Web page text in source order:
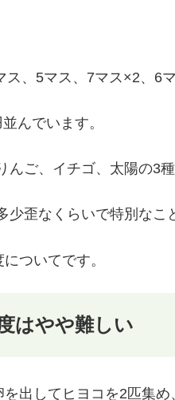
ス、5マス、7マス×2、6
んでいます。
ご、イチゴ、太陽の3種
歪なくらいで特別なこ
ついてです。
はやや難しい
出してヒヨコを2匹集め